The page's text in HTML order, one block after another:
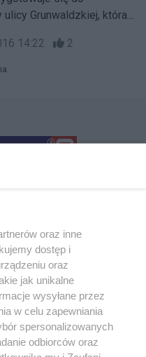
ulicy Grunwaldzkiej, która
z drogą ekspresową S5.
14:22 2
Kontakt
Katalog firm
oraz inne
dostęp i
oraz
jak unikalne
wysyłane przez
w celu zapewniania
spersonalizowanych
odbiorców oraz